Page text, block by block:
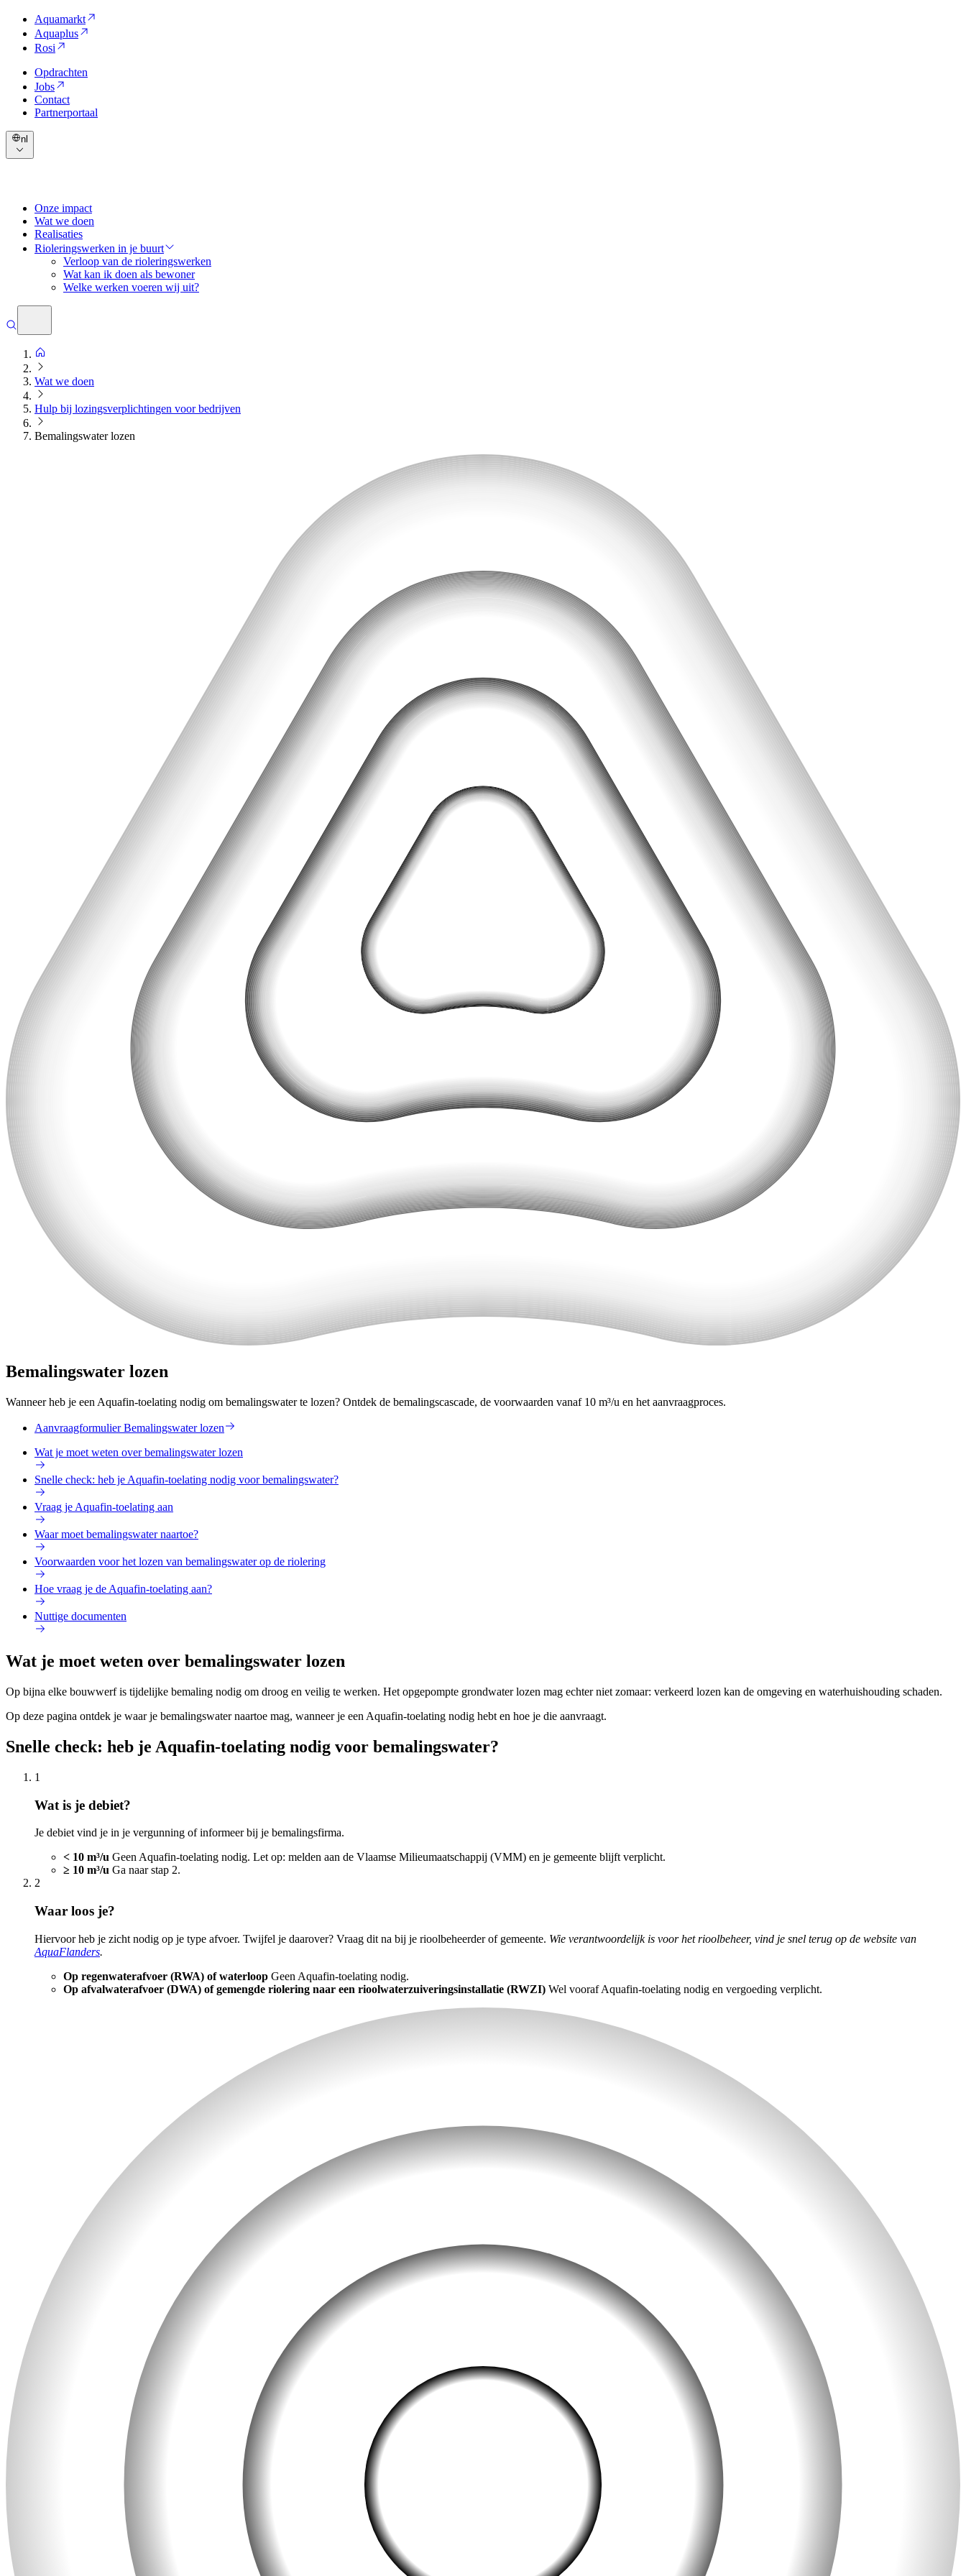
Aquamarkt
Aquaplus
Rosi
Opdrachten
Jobs
Contact
Partnerportaal
nl
Onze impact
Wat we doen
Realisaties
Rioleringswerken in je buurt
Verloop van de rioleringswerken
Wat kan ik doen als bewoner
Welke werken voeren wij uit?
Wat we doen
Hulp bij lozingsverplichtingen voor bedrijven
Bemalingswater lozen
Bemalingswater lozen
Wanneer heb je een Aquafin-toelating nodig om bemalingswater te lozen? Ontdek de bemalingscascade, de voorwaarden vanaf 10 m³/u en het aanvraagproces.
Aanvraagformulier Bemalingswater lozen
Wat je moet weten over bemalingswater lozen
Snelle check: heb je Aquafin-toelating nodig voor bemalingswater?
Vraag je Aquafin-toelating aan
Waar moet bemalingswater naartoe?
Voorwaarden voor het lozen van bemalingswater op de riolering
Hoe vraag je de Aquafin-toelating aan?
Nuttige documenten
Wat je moet weten over bemalingswater lozen
Op bijna elke bouwwerf is tijdelijke bemaling nodig om droog en veilig te werken. Het opgepompte grondwater lozen mag echter niet zomaar: verkeerd lozen kan de omgeving en waterhuishouding schaden.
Op deze pagina ontdek je waar je bemalingswater naartoe mag, wanneer je een Aquafin-toelating nodig hebt en hoe je die aanvraagt.
Snelle check: heb je Aquafin-toelating nodig voor bemalingswater?
1
Wat is je debiet?
Je debiet vind je in je vergunning of informeer bij je bemalingsfirma.
< 10 m³/u Geen Aquafin-toelating nodig. Let op: melden aan de Vlaamse Milieumaatschappij (VMM) en je gemeente blijft verplicht.
≥ 10 m³/u Ga naar stap 2.
2
Waar loos je?
Hiervoor heb je zicht nodig op je type afvoer. Twijfel je daarover? Vraag dit na bij je rioolbeheerder of gemeente. Wie verantwoordelijk is voor het rioolbeheer, vind je snel terug op de website van
AquaFlanders.
Op regenwaterafvoer (RWA) of waterloop Geen Aquafin-toelating nodig.
Op afvalwaterafvoer (DWA) of gemengde riolering naar een rioolwaterzuiveringsinstallatie (RWZI) Wel vooraf Aquafin-toelating nodig en vergoeding verplicht.